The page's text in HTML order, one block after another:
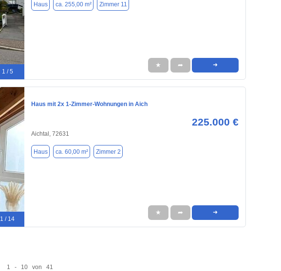
1 / 5
Haus ca. 255,00 m² Zimmer 11
★ ➦ ➜
1 / 14
Haus mit 2x 1-Zimmer-Wohnungen in Aich
225.000 €
Aichtal, 72631
Haus ca. 60,00 m² Zimmer 2
★ ➦ ➜
1 - 10 von 41